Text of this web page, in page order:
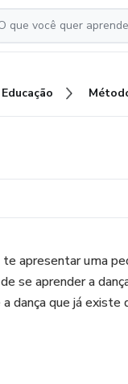
Educação
apresentar uma
se aprender a
dança que já existe